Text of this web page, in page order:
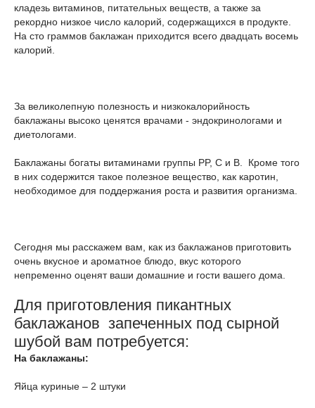
кладезь витаминов, питательных веществ, а также за
рекордно низкое число калорий, содержащихся в продукте.
На сто граммов баклажан приходится всего двадцать восемь
калорий.
За великолепную полезность и низкокалорийность
баклажаны высоко ценятся врачами - эндокринологами и
диетологами.
Баклажаны богаты витаминами группы PP, C и B. Кроме того
в них содержится такое полезное вещество, как каротин,
необходимое для поддержания роста и развития организма.
Сегодня мы расскажем вам, как из баклажанов приготовить
очень вкусное и ароматное блюдо, вкус которого
непременно оценят ваши домашние и гости вашего дома.
Для приготовления пикантных
баклажанов запеченных под сырной
шубой вам потребуется:
На баклажаны:
Яйца куриные – 2 штуки